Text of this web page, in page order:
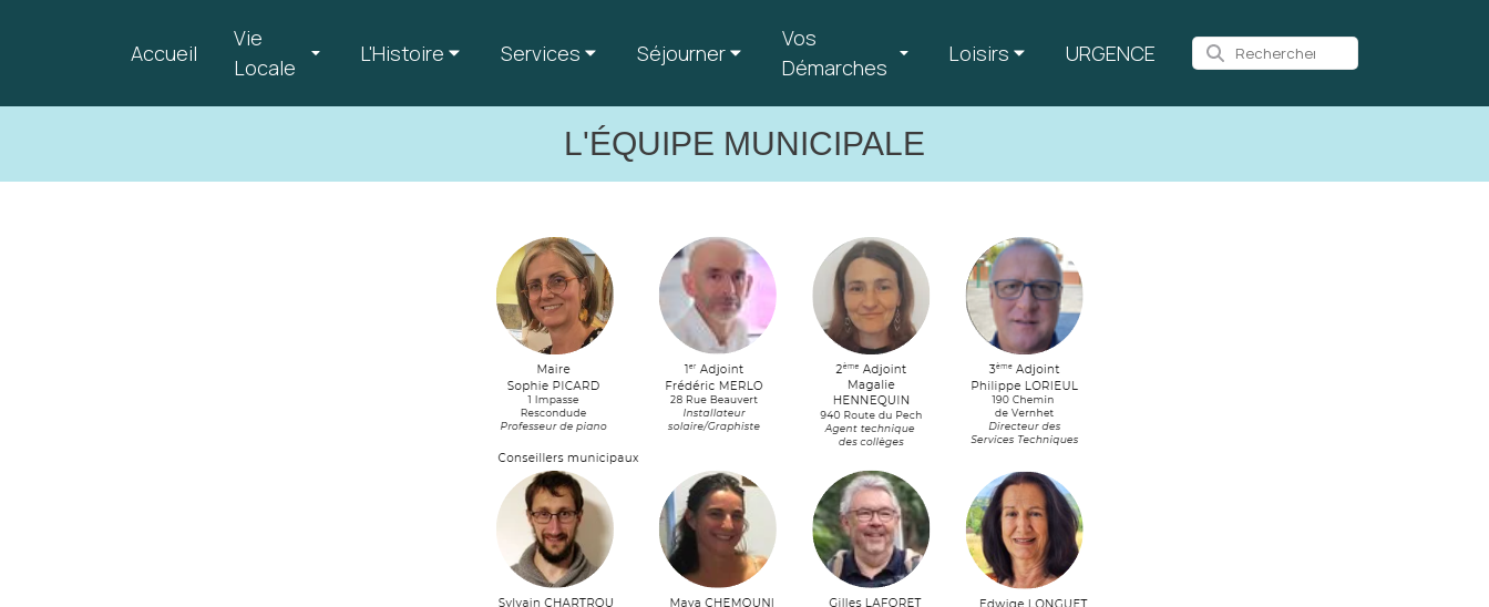
Accueil
Vie
Locale
L'Histoire Services Séjourner
Vos
Démarches
Loisirs URGENCE
L'ÉQUIPE MUNICIPALE